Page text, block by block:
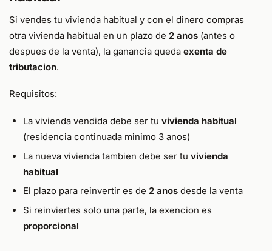
Si vendes tu vivienda habitual y con el dinero compras
otra vivienda habitual en un plazo de 2 anos (antes o
despues de la venta), la ganancia queda exenta de
tributacion.
Requisitos:
La vivienda vendida debe ser tu vivienda habitual
(residencia continuada minimo 3 anos)
La nueva vivienda tambien debe ser tu vivienda
habitual
El plazo para reinvertir es de 2 anosdesde la venta
Si reinviertes solo una parte, la exencion es
proporcional